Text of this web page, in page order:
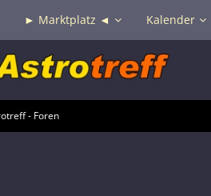
► Marktplatz ◄ Kalender
- Foren